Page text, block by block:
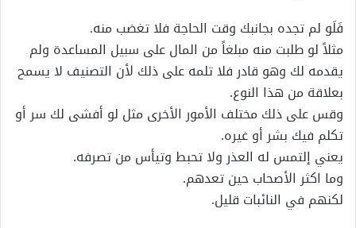
فَلَو لم تجده بجانبك وقت الحاجة فلا تغضب منه.
مثلاً لو طلبت منه مبلغاً من المال على سبيل المساعدة ولم
يقدمه لك وهو قادر فلا تلمه على ذلك لأن التصنيف لا يسمح
بعلاقة من هذا النوع.
وقس على ذلك مختلف الأمور الأخرى مثل لو أفشى لك سر أو
تكلم فيك بشر أو غيره.
يعني إلتمس له العذر ولا تحبط وتيأس من تصرفه.
وما اكثر الأصحاب حين تعدهم.
لكنهم في النائبات قليل.